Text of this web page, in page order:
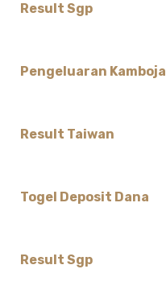
Result Sgp
Pengeluaran Kamboja
Result Taiwan
Togel Deposit Dana
Result Sgp